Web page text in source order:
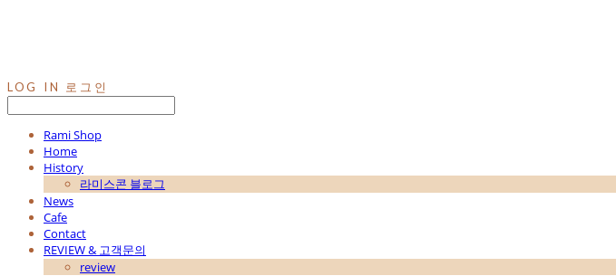
LOG IN 로그인
Rami Shop
Home
History
라미스콘 블로그
News
Cafe
Contact
REVIEW & 고객문의
review